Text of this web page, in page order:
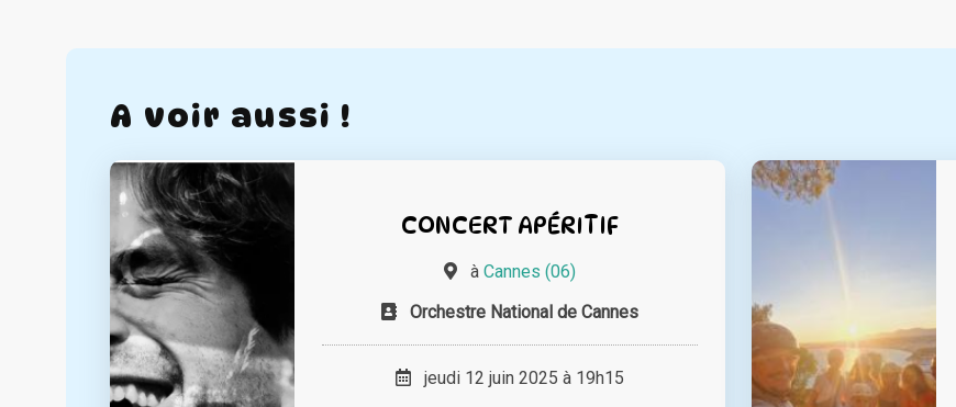
A voir aussi !
CONCERT APÉRITIF
àCannes (06)
Orchestre National de Cannes
jeudi 12 juin 2025 à 19h15